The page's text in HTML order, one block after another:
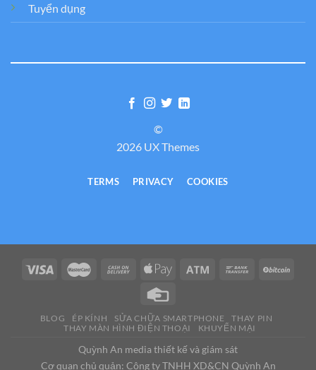
Tuyển dụng
©
2026 UX Themes
TERMS PRIVACY COOKIES
BLOG ÉP KÍNH SỬA CHỮA SMARTPHONE
THAY PIN
THAY MÀN HÌNH ĐIỆN THOẠI
KHUYẾN MẠI
Quỳnh An media thiết kế và giám sát
Cơ quan chủ quản: Công ty TNHH XD&CN Quỳnh An